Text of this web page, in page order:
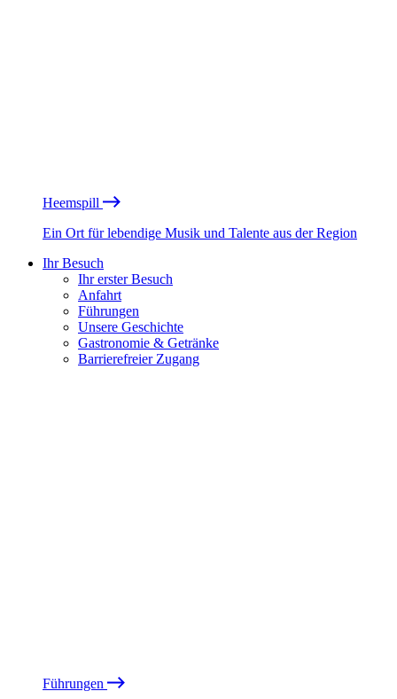
Heemspill
Ein Ort für lebendige Musik und Talente aus der Region
Ihr Besuch
Ihr erster Besuch
Anfahrt
Führungen
Unsere Geschichte
Gastronomie & Getränke
Barrierefreier Zugang
Führungen